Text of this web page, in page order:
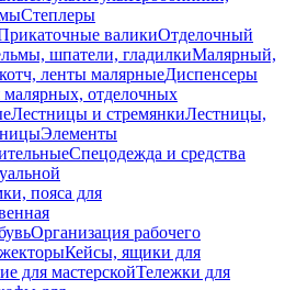
Степлеры
валикиОтделочный
шпатели, гладилкиМалярный,
ленты малярныеДиспенсеры
малярных, отделочных
Лестницы и стремянкиЛестницы,
Элементы
Спецодежда и средства
пояса для
Организация рабочего
Кейсы, ящики для
для мастерскойТележки для